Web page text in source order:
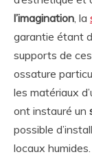
l’imagination, la
garantie étant
supports de ces
ossature
les matériaux
ont instauré un
possible
locaux